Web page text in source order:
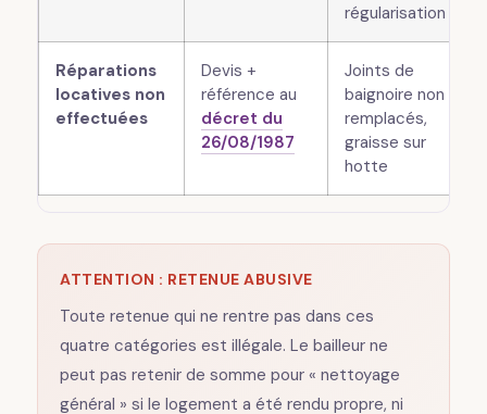
régularisation
Réparations
locatives non
effectuées
Devis +
référence au
décret du
26/08/1987
Joints de
baignoire non
remplacés,
graisse sur
hotte
ATTENTION : RETENUE ABUSIVE
Toute retenue qui ne rentre pas dans ces
quatre catégories est illégale. Le bailleur ne
peut pas retenir de somme pour « nettoyage
général » si le logement a été rendu propre, ni